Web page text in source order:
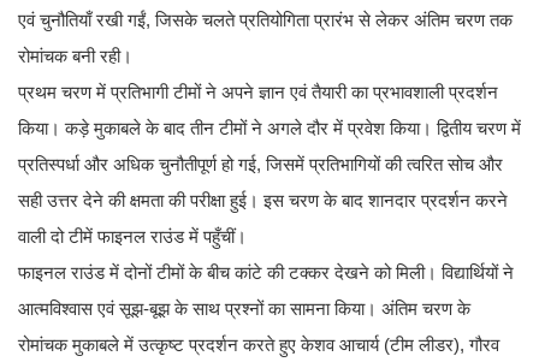
एवं चुनौतियाँ रखी गईं, जिसके चलते प्रतियोगिता प्रारंभ से लेकर अंतिम चरण तक
रोमांचक बनी रही।
प्रथम चरण में प्रतिभागी टीमों ने अपने ज्ञान एवं तैयारी का प्रभावशाली प्रदर्शन
किया। कड़े मुकाबले के बाद तीन टीमों ने अगले दौर में प्रवेश किया। द्वितीय चरण में
प्रतिस्पर्धा और अधिक चुनौतीपूर्ण हो गई, जिसमें प्रतिभागियों की त्वरित सोच और
सही उत्तर देने की क्षमता की परीक्षा हुई। इस चरण के बाद शानदार प्रदर्शन करने
वाली दो टीमें फाइनल राउंड में पहुँचीं।
फाइनल राउंड में दोनों टीमों के बीच कांटे की टक्कर देखने को मिली। विद्यार्थियों ने
आत्मविश्वास एवं सूझ-बूझ के साथ प्रश्नों का सामना किया। अंतिम चरण के
रोमांचक मुकाबले में उत्कृष्ट प्रदर्शन करते हुए केशव आचार्य (टीम लीडर), गौरव